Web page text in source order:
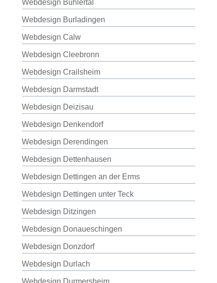
Webdesign Bühlertal
Webdesign Burladingen
Webdesign Calw
Webdesign Cleebronn
Webdesign Crailsheim
Webdesign Darmstadt
Webdesign Deizisau
Webdesign Denkendorf
Webdesign Derendingen
Webdesign Dettenhausen
Webdesign Dettingen an der Erms
Webdesign Dettingen unter Teck
Webdesign Ditzingen
Webdesign Donaueschingen
Webdesign Donzdorf
Webdesign Durlach
Webdesign Durmersheim